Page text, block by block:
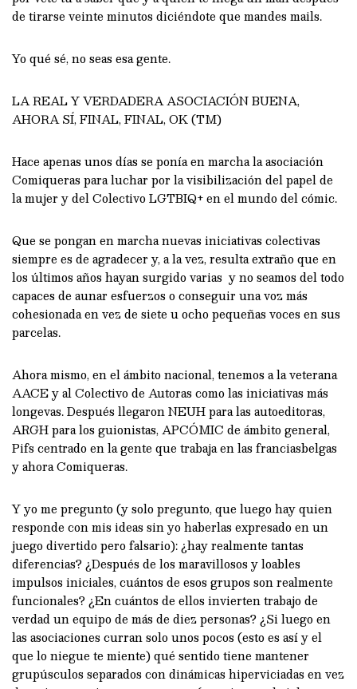
de tirarse veinte minutos diciéndote que mandes mails.
Yo qué sé, no seas esa gente.
LA REAL Y VERDADERA ASOCIACIÓN BUENA,
AHORA SÍ, FINAL, FINAL, OK (TM)
Hace apenas unos días se ponía en marcha la asociación
Comiqueras para luchar por la visibilización del papel de
la mujer y del Colectivo LGTBIQ+ en el mundo del cómic.
Que se pongan en marcha nuevas iniciativas colectivas
siempre es de agradecer y, a la vez, resulta extraño que en
los últimos años hayan surgido varias y no seamos del todo
capaces de aunar esfuerzos o conseguir una voz más
cohesionada en vez de siete u ocho pequeñas voces en sus
parcelas.
Ahora mismo, en el ámbito nacional, tenemos a la veterana
AACE y al Colectivo de Autoras como las iniciativas más
longevas. Después llegaron NEUH para las autoeditoras,
ARGH para los guionistas, APCÓMIC de ámbito general,
Pifs centrado en la gente que trabaja en las franciasbelgas
y ahora Comiqueras.
Y yo me pregunto (y solo pregunto, que luego hay quien
responde con mis ideas sin yo haberlas expresado en un
juego divertido pero falsario): ¿hay realmente tantas
diferencias? ¿Después de los maravillosos y loables
impulsos iniciales, cuántos de esos grupos son realmente
funcionales? ¿En cuántos de ellos invierten trabajo de
verdad un equipo de más de diez personas? ¿Si luego en
las asociaciones curran solo unos pocos (esto es así y el
que lo niegue te miente) qué sentido tiene mantener
grupúsculos separados con dinámicas hiperviciadas en vez